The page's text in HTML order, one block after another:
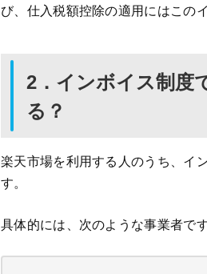
び、仕入税額控除の適用にはこの
2．インボイス制度
る？
楽天市場を利用する人のうち、イ
す。
具体的には、次のような事業者です